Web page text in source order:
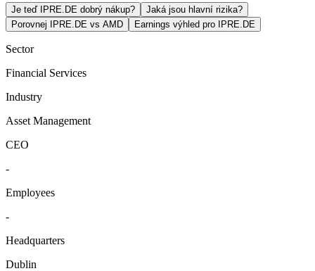
Je teď IPRE.DE dobrý nákup?
Jaká jsou hlavní rizika?
Porovnej IPRE.DE vs AMD
Earnings výhled pro IPRE.DE
Sector
Financial Services
Industry
Asset Management
CEO
-
Employees
-
Headquarters
Dublin